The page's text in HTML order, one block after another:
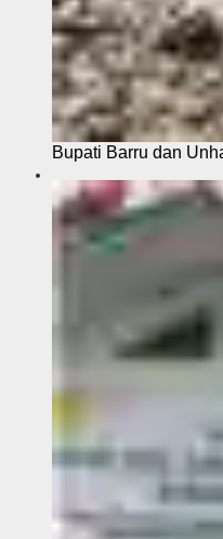
Bupati Barru dan